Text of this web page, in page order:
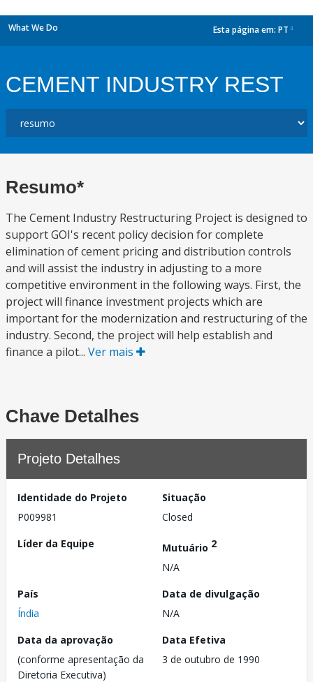
What We Do Esta página em: PT
CEMENT INDUSTRY REST
Resumo*
The Cement Industry Restructuring Project is designed to
support GOI's recent policy decision for complete
elimination of cement pricing and distribution controls
and will assist the industry in adjusting to a more
competitive environment in the following ways. First, the
project will finance investment projects which are
important for the modernization and restructuring of the
industry. Second, the project will help establish and
finance a pilot... Ver mais
Chave Detalhes
Projeto Detalhes
Identidade do Projeto
P009981
Situação
Closed
Líder da Equipe
Mutuário 2
N/A
País
Índia
Data de divulgação
N/A
Data da aprovação
(conforme apresentação da
Diretoria Executiva)
Data Efetiva
3 de outubro de 1990